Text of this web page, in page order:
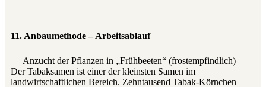
11. Anbaumethode – Arbeitsablauf
Anzucht der Pflanzen in „Frühbeeten“ (frostempfindlich)
Der Tabaksamen ist einer der kleinsten Samen im
landwirtschaftlichen Bereich. Zehntausend Tabak-Körnchen